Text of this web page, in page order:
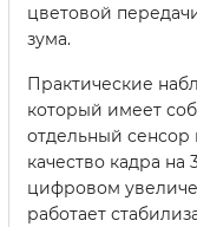
цветовой
зума.
Практические
который имеет
отдельный
качество кадра на
цифровом
работает